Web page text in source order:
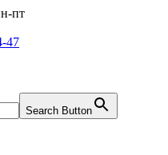
пт
47
Search Button